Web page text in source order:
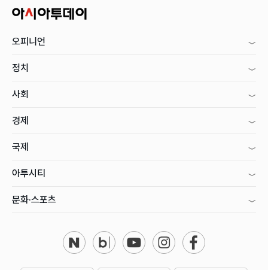
오피니언
정치
사회
경제
국제
아투시티
문화·스포츠